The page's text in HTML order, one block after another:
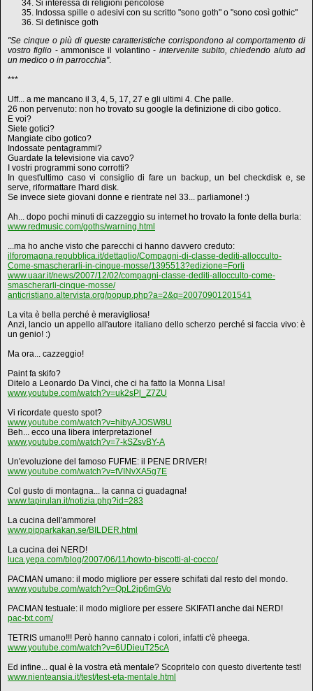
Si interessa di religioni pericolose
Indossa spille o adesivi con su scritto "sono goth" o "sono così gothic"
Si definisce goth
"Se cinque o più di queste caratteristiche corrispondono al comportamento di
vostro figlio - ammonisce il volantino - intervenite subito, chiedendo aiuto ad
un medico o in parrocchia".
***
Uff... a me mancano il 3, 4, 5, 17, 27 e gli ultimi 4. Che palle.
26 non pervenuto: non ho trovato su google la definizione di cibo gotico.
E voi?
Siete gotici?
Mangiate cibo gotico?
Indossate pentagrammi?
Guardate la televisione via cavo?
I vostri programmi sono corrotti?
In quest'ultimo caso vi consiglio di fare un backup, un bel checkdisk e, se
serve, riformattare l'hard disk.
Se invece siete giovani donne e rientrate nel 33... parliamone! :)
Ah... dopo pochi minuti di cazzeggio su internet ho trovato la fonte della burla:
www.redmusic.com/goths/warning.html
...ma ho anche visto che parecchi ci hanno davvero creduto:
ilforomagna.repubblica.it/dettaglio/Compagni-di-classe-dediti-allocculto-
Come-smascherarli-in-cinque-mosse/1395513?edizione=Forli
www.uaar.it/news/2007/12/02/compagni-classe-dediti-allocculto-come-
smascherarli-cinque-mosse/
anticristiano.altervista.org/popup.php?a=2&q=20070901201541
La vita è bella perché è meravigliosa!
Anzi, lancio un appello all'autore italiano dello scherzo perché si faccia vivo: è
un genio! :)
Ma ora... cazzeggio!
Paint fa skifo?
Ditelo a Leonardo Da Vinci, che ci ha fatto la Monna Lisa!
www.youtube.com/watch?v=uk2sPl_Z7ZU
Vi ricordate questo spot?
www.youtube.com/watch?v=hibyAJOSW8U
Beh... ecco una libera interpretazione!
www.youtube.com/watch?v=7-kSZsvBY-A
Un'evoluzione del famoso FUFME: il PENE DRIVER!
www.youtube.com/watch?v=fVINvXA5g7E
Col gusto di montagna... la canna ci guadagna!
www.tapirulan.it/notizia.php?id=283
La cucina dell'ammore!
www.pipparkakan.se/BILDER.html
La cucina dei NERD!
luca.yepa.com/blog/2007/06/11/howto-biscotti-al-cocco/
PACMAN umano: il modo migliore per essere schifati dal resto del mondo.
www.youtube.com/watch?v=QpL2jp6mGVo
PACMAN testuale: il modo migliore per essere SKIFATI anche dai NERD!
pac-txt.com/
TETRIS umano!!! Però hanno cannato i colori, infatti c'è pheega.
www.youtube.com/watch?v=6UDieuT25cA
Ed infine... qual è la vostra età mentale? Scopritelo con questo divertente test!
www.nienteansia.it/test/test-eta-mentale.html